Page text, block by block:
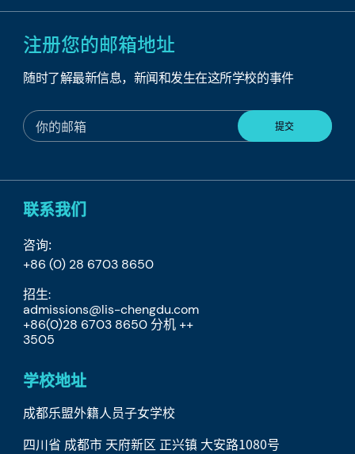
注册您的邮箱地址
随时了解最新信息，新闻和发生在这所学校的事件
联系我们
咨询:
+86 (0) 28 6703 8650
招生:
admissions@lis-chengdu.com
+86(0)28 6703 8650 分机 ++
​3505
学校地址
成都乐盟外籍人员子女学校
四川省 成都市 天府新区 正兴镇 大安路1080号